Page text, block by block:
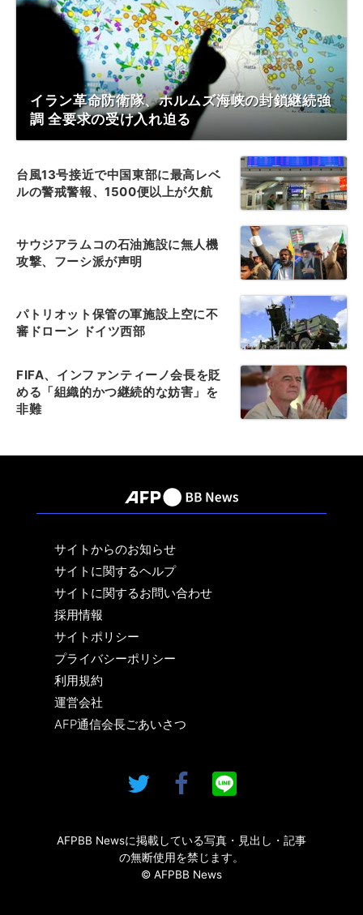
イラン革命防衛隊、ホルムズ海峡の封鎖継続強
調 全要求の受け入れ迫る
台風13号接近で中国東部に最高レベ
ルの警戒警報、1500便以上が欠航
サウジアラムコの石油施設に無人機
攻撃、フーシ派が声明
パトリオット保管の軍施設上空に不
審ドローン ドイツ西部
FIFA、インファンティーノ会長を貶
める「組織的かつ継続的な妨害」を
非難
サイトからのお知らせ
サイトに関するヘルプ
サイトに関するお問い合わせ
採用情報
サイトポリシー
プライバシーポリシー
利用規約
運営会社
AFP通信会長ごあいさつ
AFPBB Newsに掲載している写真・見出し・記事
の無断使用を禁じます。
© AFPBB News